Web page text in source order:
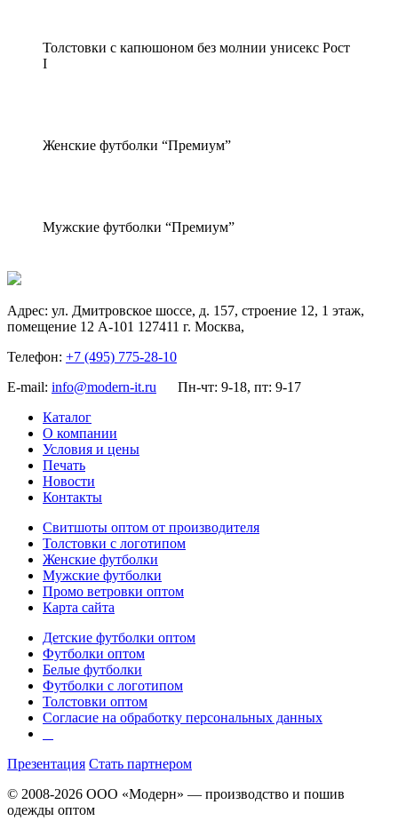
Толстовки с капюшоном без молнии унисекс Рост
I
Женские футболки “Премиум”
Мужские футболки “Премиум”
Адрес: ул. Дмитровское шоссе, д. 157, строение 12, 1 этаж,
помещение 12 А-101 127411 г. Москва,
Телефон: +7 (495) 775-28-10
E-mail: info@modern-it.ru
Пн-чт: 9-18, пт: 9-17
Каталог
О компании
Условия и цены
Печать
Новости
Контакты
Свитшоты оптом от производителя
Толстовки с логотипом
Женские футболки
Мужские футболки
Промо ветровки оптом
Карта сайта
Детские футболки оптом
Футболки оптом
Белые футболки
Футболки с логотипом
Толстовки оптом
Согласие на обработку персональных данных
Презентация Стать партнером
© 2008-2026 ООО «Модерн» — производство и пошив
одежды оптом